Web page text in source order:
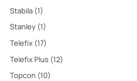
Stabila (1)
Stanley (1)
Telefix (17)
Telefix Plus (12)
Topcon (10)